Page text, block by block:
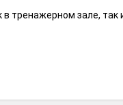
тренажерном зале,